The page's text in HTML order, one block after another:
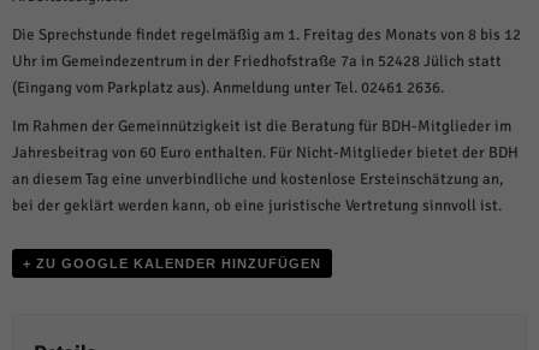
Die Sprechstunde findet regelmäßig am 1. Freitag des Monats von 8 bis 12
Uhr im Gemeindezentrum in der Friedhofstraße 7a in 52428 Jülich statt
(Eingang vom Parkplatz aus). Anmeldung unter Tel. 02461 2636.
Im Rahmen der Gemeinnützigkeit ist die Beratung für BDH-Mitglieder im
Jahresbeitrag von 60 Euro enthalten. Für Nicht-Mitglieder bietet der BDH
an diesem Tag eine unverbindliche und kostenlose Ersteinschätzung an,
bei der geklärt werden kann, ob eine juristische Vertretung sinnvoll ist.
+ ZU GOOGLE KALENDER HINZUFÜGEN
auswählen.
Zurück
Datenschutzeinstellungen
Essenziell (1)
Essenzielle Cookies ermöglichen grundlegende Funktionen und sind für die
Cookie-Informationen anzeigen